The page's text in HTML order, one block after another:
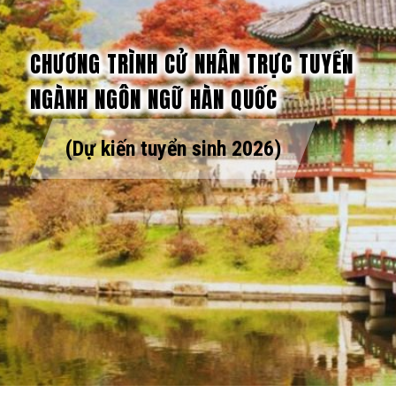
CHƯƠNG TRÌNH CỬ NHÂN TRỰC TUYẾN
NGÀNH NGÔN NGỮ HÀN QUỐC
(Dự kiến tuyển sinh 2026)